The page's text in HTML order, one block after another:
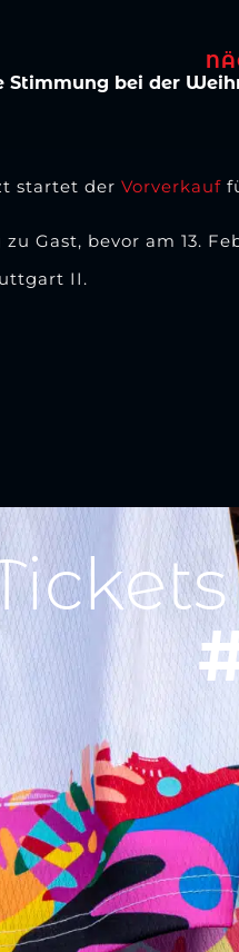
startet der Vorverkauf
Gast, bevor am 13.
II.